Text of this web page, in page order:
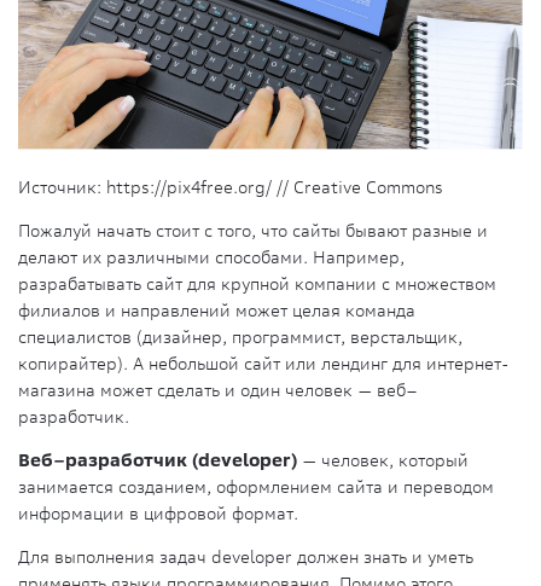
Источник: https://pix4free.org/ // Creative Commons
Пожалуй начать стоит с того, что сайты бывают разные и
делают их различными способами. Например,
разрабатывать сайт для крупной компании с множеством
филиалов и направлений может целая команда
специалистов (дизайнер, программист, верстальщик,
копирайтер). А небольшой сайт или лендинг для интернет-
магазина может сделать и один человек — веб–
разработчик.
Веб–разработчик (developer) — человек, который
занимается созданием, оформлением сайта и переводом
информации в цифровой формат.
Для выполнения задач developer должен знать и уметь